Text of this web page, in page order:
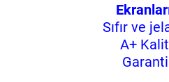
Sıfır ve
A+